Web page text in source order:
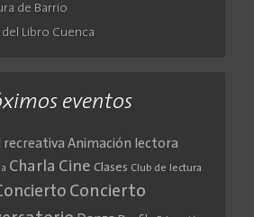
de Barrio
del Libro Cuenca
eventos
recreativa Animación lectora
Charla Cine Clases Club de lectura
Concierto